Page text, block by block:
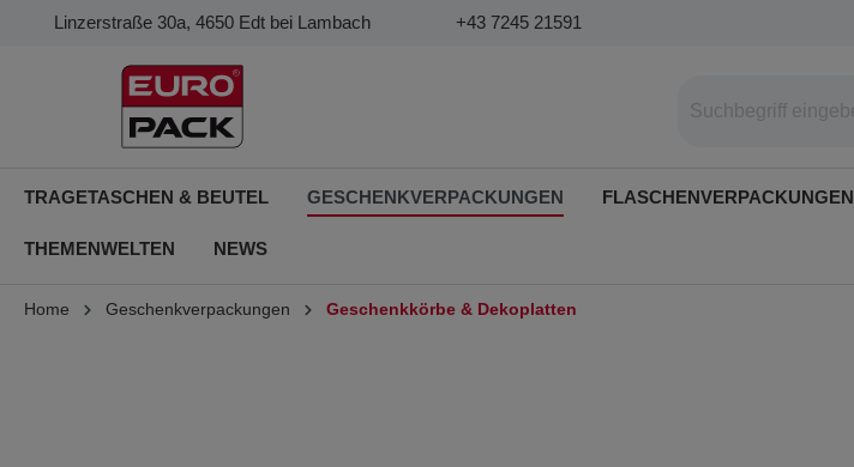
Linzerstraße 30a, 4650 Edt bei Lambach +43 7245 21591
TRAGETASCHEN & BEUTEL GESCHENKVERPACKUNGEN FLASCHENVERPACKUNGEN
THEMENWELTEN NEWS
Home Geschenkverpackungen Geschenkkörbe & Dekoplatten